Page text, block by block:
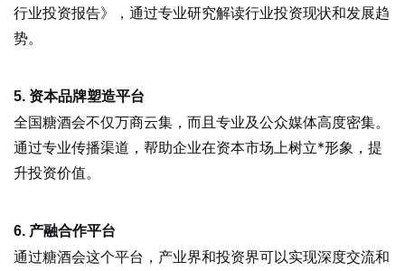
行业投资报告》，通过专业研究解读行业投资现状和发展趋
势。
5. 资本品牌塑造平台
全国糖酒会不仅万商云集，而且专业及公众媒体高度密集。
通过专业传播渠道，帮助企业在资本市场上树立*形象，提
升投资价值。
6. 产融合作平台
通过糖酒会这个平台，产业界和投资界可以实现深度交流和